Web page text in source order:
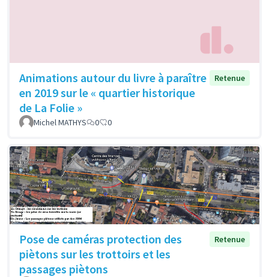
Animations autour du livre à paraître
en 2019 sur le « quartier historique
de La Folie »
Retenue
Michel MATHYS 0 0
Pose de caméras protection des
piètons sur les trottoirs et les
passages piètons
Retenue